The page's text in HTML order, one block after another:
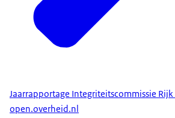
Jaarrapportage Integriteitscommissie
open.overheid.nl